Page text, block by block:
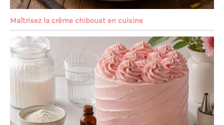
Maîtrisez la crème chiboust en cuisine